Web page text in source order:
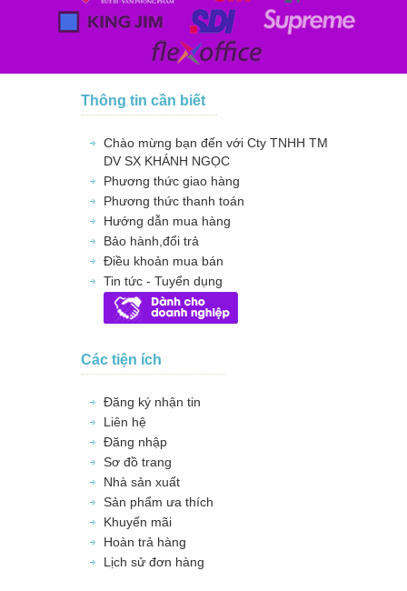
Thông tin cần biết
Chào mừng bạn đến với Cty TNHH TM
DV SX KHÁNH NGỌC
Phương thức giao hàng
Phương thức thanh toán
Hướng dẫn mua hàng
Bảo hành,đổi trả
Điều khoản mua bán
Tin tức - Tuyển dụng
Các tiện ích
Đăng ký nhận tin
Liên hệ
Đăng nhập
Sơ đồ trang
Nhà sản xuất
Sản phẩm ưa thích
Khuyến mãi
Hoàn trả hàng
Lịch sử đơn hàng